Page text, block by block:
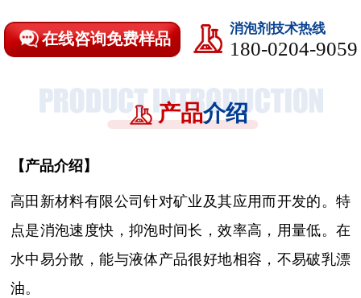
在线咨询免费样品
消泡剂技术热线
180-0204-9059
产品介绍
【产品介绍】
高田新材料有限公司针对矿业及其应用而开发的。特
点是消泡速度快，抑泡时间长，效率高，用量低。在
水中易分散，能与液体产品很好地相容，不易破乳漂
油。